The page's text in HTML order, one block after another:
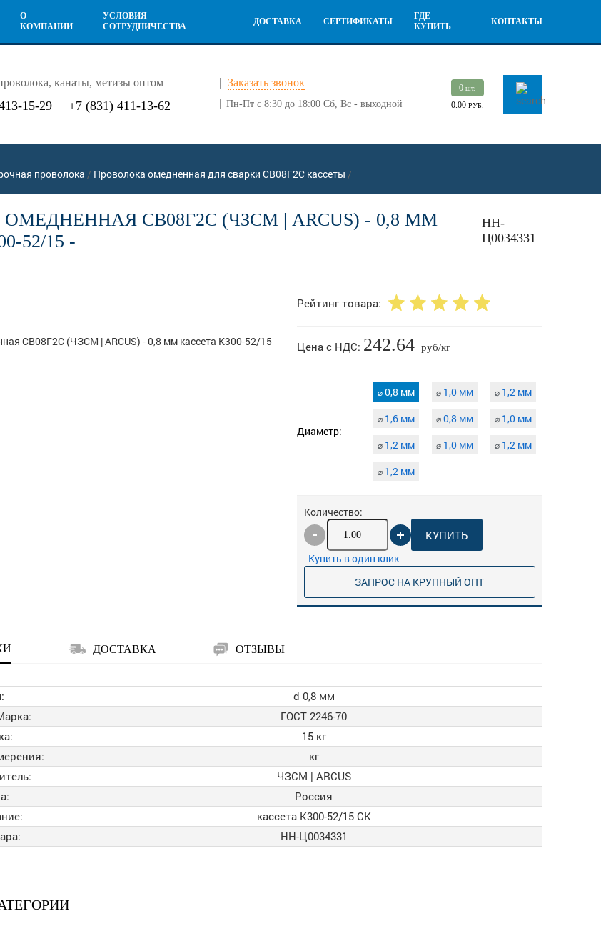
О
КОМПАНИИ
УСЛОВИЯ
СОТРУДНИЧЕСТВА
ДОСТАВКА СЕРТИФИКАТЫ
ГДЕ
КУПИТЬ
КОНТАКТЫ
канаты, метизы оптом Заказать звонок
15-29 +7 (831) 411-13-62 Пн-Пт с 8:30 до 18:00 Сб, Вс - выходной
0шт.
0.00 РУБ.
проволока / Проволока омедненная для сварки СВ08Г2С кассеты /
СВ08Г2С (ЧЗСМ | ARCUS) - 0,8 ММ
52/15 -
НН-
Ц0034331
Рейтинг товара:
Цена с НДС: 242.64 руб/кг
Диаметр:
⌀0,8 мм ⌀1,0 мм ⌀1,2 мм
⌀1,6 мм ⌀0,8 мм ⌀1,0 мм
⌀1,2 мм ⌀1,0 мм ⌀1,2 мм
⌀1,2 мм
Количество:
КУПИТЬ
Купить в один клик
ЗАПРОС НА КРУПНЫЙ ОПТ
ДОСТАВКА ОТЗЫВЫ
d 0,8 мм
ГОСТ 2246-70
15 кг
кг
ЧЗСМ | ARCUS
Россия
кассета К300-52/15 СК
НН-Ц0034331